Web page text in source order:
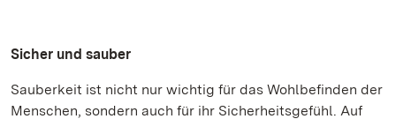
Sicher und sauber
Sauberkeit ist nicht nur wichtig für das Wohlbefinden der
Menschen, sondern auch für ihr Sicherheitsgefühl. Auf